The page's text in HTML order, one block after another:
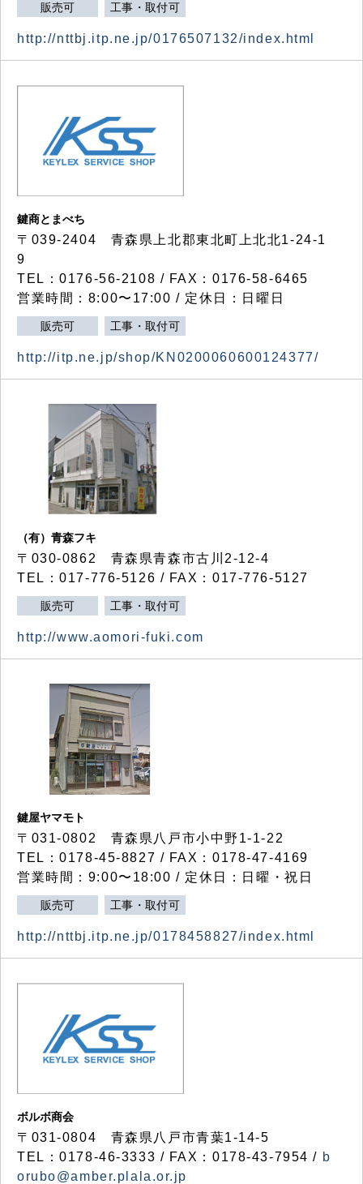
販売可 工事・取付可
http://nttbj.itp.ne.jp/0176507132/index.html
鍵商とまべち
〒039-2404 青森県上北郡東北町上北北1-24-1
9
TEL：0176-56-2108 / FAX：0176-58-6465
営業時間：8:00〜17:00 / 定休日：日曜日
販売可 工事・取付可
http://itp.ne.jp/shop/KN0200060600124377/
（有）青森フキ
〒030-0862 青森県青森市古川2-12-4
TEL：017-776-5126 / FAX：017-776-5127
販売可 工事・取付可
http://www.aomori-fuki.com
鍵屋ヤマモト
〒031-0802 青森県八戸市小中野1-1-22
TEL：0178-45-8827 / FAX：0178-47-4169
営業時間：9:00〜18:00 / 定休日：日曜・祝日
販売可 工事・取付可
http://nttbj.itp.ne.jp/0178458827/index.html
ボルボ商会
〒031-0804 青森県八戸市青葉1-14-5
TEL：0178-46-3333 / FAX：0178-43-7954 / b
orubo@amber.plala.or.jp